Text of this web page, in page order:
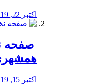
اکتبر 22, 2019
صفحه
اکتبر 15, 2019